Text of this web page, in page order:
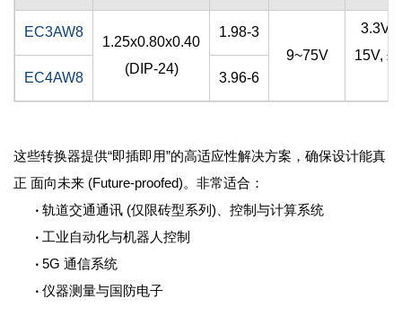
EC3AW8
1.25x0.80x0.40
(DIP-24)
1.98-3
9~75V
3.3V,
15V,
EC4AW8 3.96-6
这些转换器提供“即插即用”的高适应性解决方案，确保设计能真
正 面向未来 (Future-proofed)。非常适合：
‧ 轨道交通通讯 (仅限砖型系列)、控制与计算系统
‧ 工业自动化与机器人控制
‧ 5G 通信系统
‧ 仪器测量与国防电子